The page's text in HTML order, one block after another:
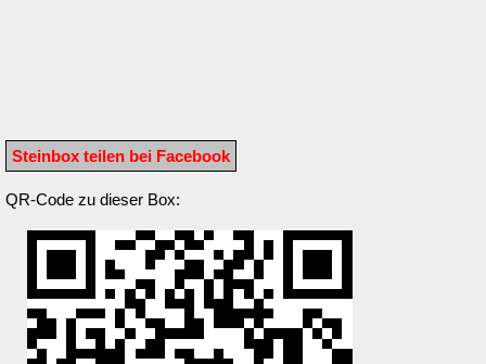
Steinbox teilen bei Facebook
QR-Code zu dieser Box: